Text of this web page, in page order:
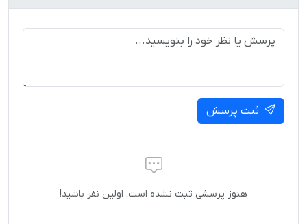
ثبت پرسش
هنوز پرسشی ثبت نشده است. اولین نفر باشید!